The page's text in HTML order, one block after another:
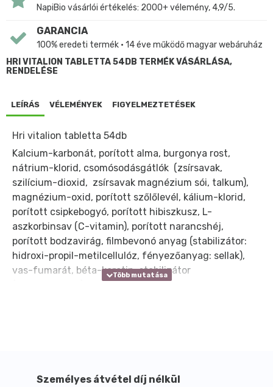
NapiBio vásárlói értékelés: 2000+ vélemény, 4,9/5.
GARANCIA
100% eredeti termék • 14 éve működő magyar webáruház
HRI VITALION TABLETTA 54DB TERMÉK VÁSÁRLÁSA,
RENDELÉSE
LEÍRÁS VÉLEMÉNYEK FIGYELMEZTETÉSEK
Hri vitalion tabletta 54db
Kalcium-karbonát, porított alma, burgonya rost,
nátrium-klorid, csomósodásgátlók (zsírsavak,
szilícium-dioxid, zsírsavak magnézium sói, talkum),
magnézium-oxid, porított szőlőlevél, kálium-klorid,
porított csipkebogyó, porított hibiszkusz, L-
aszkorbinsav (C-vitamin), porított narancshéj,
porított bodzavirág, filmbevonó anyag (stabilizátor:
hidroxi-propil-metilcellulóz, fényezőanyag: sellak),
vas-fumarát, béta-karotin, stabilizátor
(gumiarábikum), színezékek (piros és sárga vasoxidok,
és réz hozzájárul a sejtek oxidatív stresszel szembeni
Személyes átvétel díj nélkül